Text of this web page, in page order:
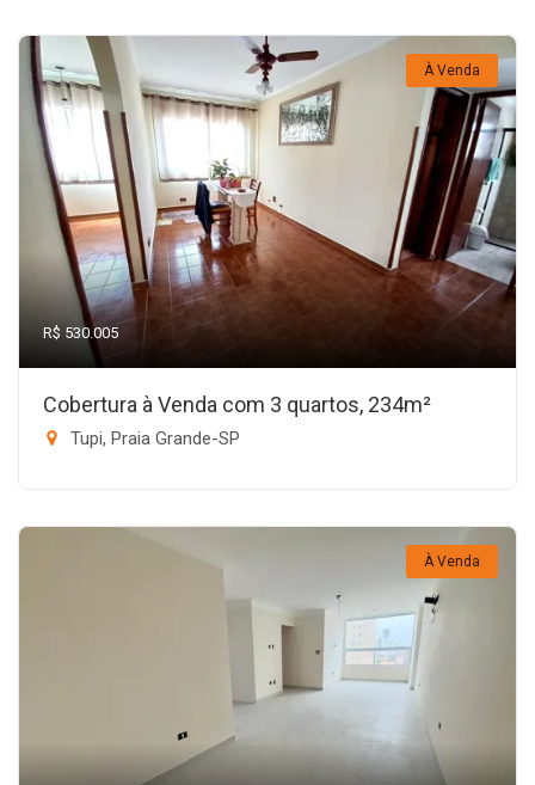
À Venda
R$ 530.005
Cobertura à Venda com 3 quartos, 234m²
Tupi, Praia Grande-SP
À Venda